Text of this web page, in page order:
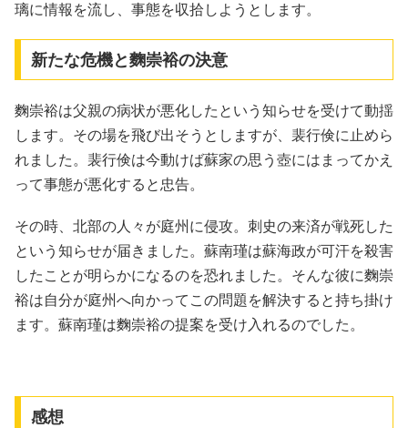
璃に情報を流し、事態を収拾しようとします。
新たな危機と麴崇裕の決意
麴崇裕は父親の病状が悪化したという知らせを受けて動揺
します。その場を飛び出そうとしますが、裴行倹に止めら
れました。裴行倹は今動けば蘇家の思う壺にはまってかえ
って事態が悪化すると忠告。
その時、北部の人々が庭州に侵攻。刺史の来済が戦死した
という知らせが届きました。蘇南瑾は蘇海政が可汗を殺害
したことが明らかになるのを恐れました。そんな彼に麴崇
裕は自分が庭州へ向かってこの問題を解決すると持ち掛け
ます。蘇南瑾は麴崇裕の提案を受け入れるのでした。
感想